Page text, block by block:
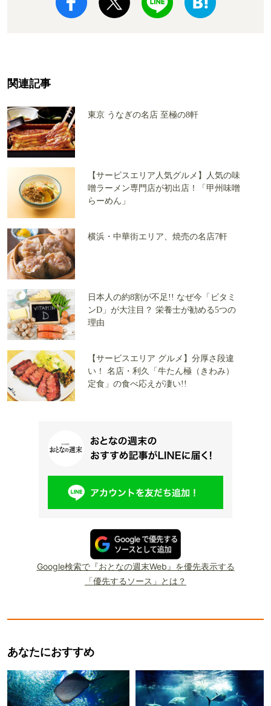
関連記事
東京 うなぎの名店 至極の8軒
【サービスエリア人気グルメ】人気の味
噌ラーメン専門店が初出店！「甲州味噌
らーめん」
横浜・中華街エリア、焼売の名店7軒
日本人の約8割が不足!! なぜ今「ビタミ
ンD」が大注目？ 栄養士が勧める5つの
理由
【サービスエリア グルメ】分厚さ段違
い！ 名店・利久「牛たん極（きわみ）
定食」の食べ応えが凄い!!
Google検索で『おとなの週末Web』を優先表示する
「優先するソース」とは？
あなたにおすすめ